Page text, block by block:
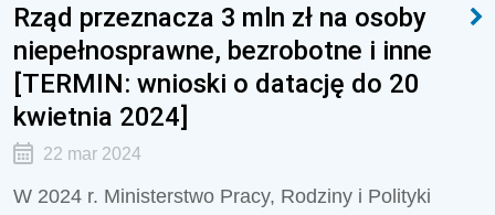
Rząd przeznacza 3 mln zł na osoby
niepełnosprawne, bezrobotne i inne
[TERMIN: wnioski o datację do 20
kwietnia 2024]
22 mar 2024
W 2024 r. Ministerstwo Pracy, Rodziny i Polityki